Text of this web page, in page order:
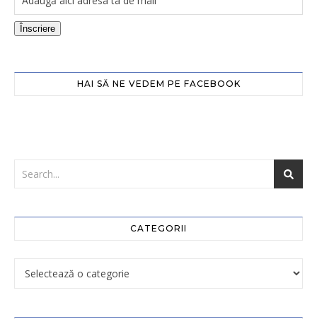
Înscriere
HAI SĂ NE VEDEM PE FACEBOOK
CATEGORII